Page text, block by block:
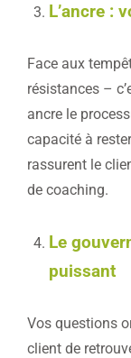
L’ancre :
Face aux
résistances –
ancre le
capacité à
rassurent le
de coaching.
Le
puissant
Vos questions
client de